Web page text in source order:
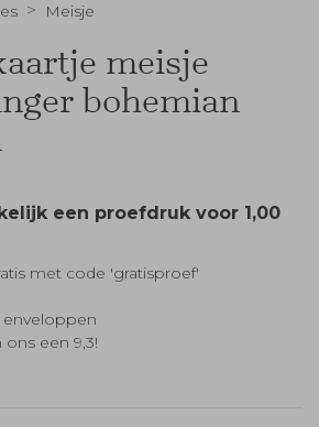
Meisje
meisje
bohemian
een proefdruk voor 1,00
met code 'gratisproef'
enveloppen
een 9,3!